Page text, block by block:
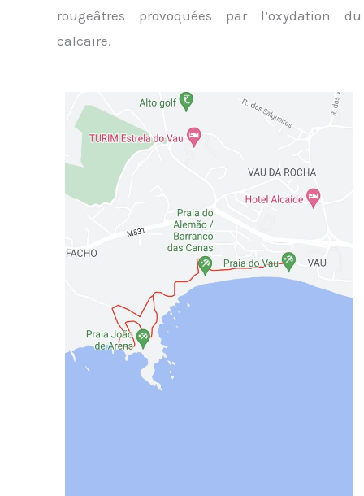
rougeâtres provoquées par l’oxydation du
calcaire.